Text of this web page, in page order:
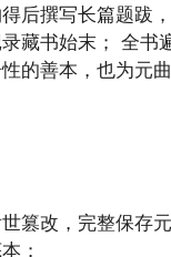
后撰写长篇题跋
藏书始末； 全书
的善本，也为元
篡改，完整保存
；